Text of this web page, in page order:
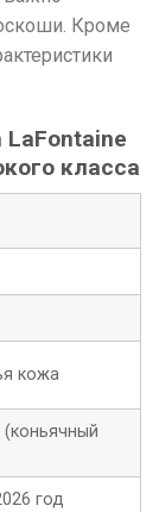
Кроме
класса
кожа
год